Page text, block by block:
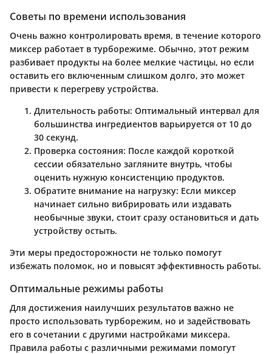
Советы по времени использования
Очень важно контролировать время, в течение которого
миксер работает в турборежиме. Обычно, этот режим
разбивает продукты на более мелкие частицы, но если
оставить его включенным слишком долго, это может
привести к перегреву устройства.
Длительность работы: Оптимальный интервал для
большинства ингредиентов варьируется от 10 до
30 секунд.
Проверка состояния: После каждой короткой
сессии обязательно загляните внутрь, чтобы
оценить нужную консистенцию продуктов.
Обратите внимание на нагрузку: Если миксер
начинает сильно вибрировать или издавать
необычные звуки, стоит сразу остановиться и дать
устройству остыть.
Эти меры предосторожности не только помогут
избежать поломок, но и повысят эффективность работы.
Оптимальные режимы работы
Для достижения наилучших результатов важно не
просто использовать турборежим, но и задействовать
его в сочетании с другими настройками миксера.
Правила работы с различными режимами помогут